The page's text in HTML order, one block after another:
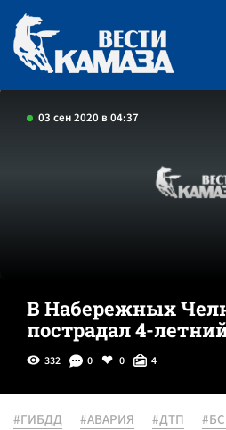
03 сен 2020 в 04:37
В Набережных
пострадал 4-
332 0 0 4
#ГИБДД #АВАРИЯ #ДТП